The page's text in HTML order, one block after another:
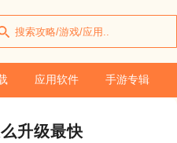
应用软件 手游专辑
升级最快